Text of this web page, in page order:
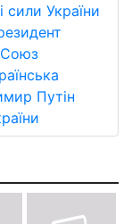
сили України
Путін